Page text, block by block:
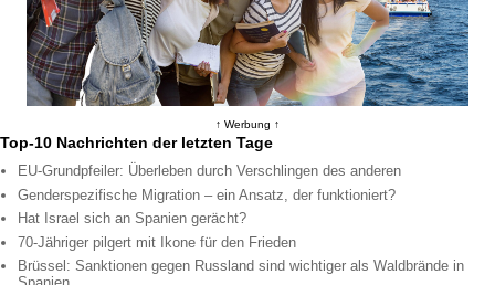
↑ Werbung ↑
Top-10 Nachrichten der letzten Tage
EU-Grundpfeiler: Überleben durch Verschlingen des anderen
Genderspezifische Migration – ein Ansatz, der funktioniert?
Hat Israel sich an Spanien gerächt?
70-Jähriger pilgert mit Ikone für den Frieden
Brüssel: Sanktionen gegen Russland sind wichtiger als Waldbrände in